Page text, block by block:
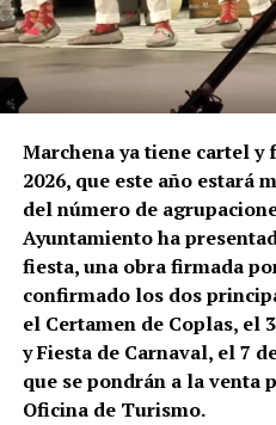
Marchena ya tiene cartel y
2026, que este año estará
del número de
Ayuntamiento ha
fiesta, una obra firmada
confirmado los dos
el Certamen de Coplas, el
y Fiesta de Carnaval, el 7
que se pondrán a la venta
Oficina de Turismo.